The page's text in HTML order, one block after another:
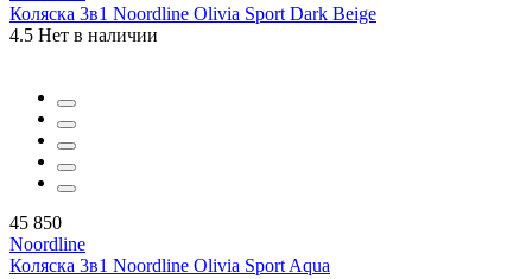
Коляска 3в1 Noordline Olivia Sport Dark Beige
4.5 Нет в наличии
45 850
Noordline
Коляска 3в1 Noordline Olivia Sport Aqua